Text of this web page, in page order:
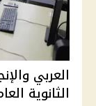
العربي
الثانوية العامة 2026